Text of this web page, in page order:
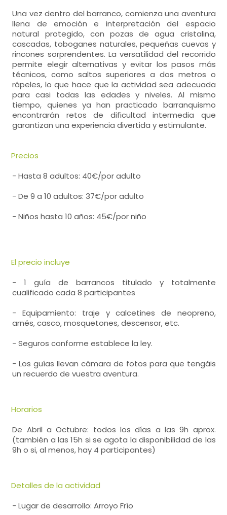
Una vez dentro del barranco, comienza una aventura
llena de emoción e interpretación del espacio
natural protegido, con pozas de agua cristalina,
cascadas, toboganes naturales, pequeñas cuevas y
rincones sorprendentes. La versatilidad del recorrido
permite elegir alternativas y evitar los pasos más
técnicos, como saltos superiores a dos metros o
rápeles, lo que hace que la actividad sea adecuada
para casi todas las edades y niveles. Al mismo
tiempo, quienes ya han practicado barranquismo
encontrarán retos de dificultad intermedia que
garantizan una experiencia divertida y estimulante.
Precios
- Hasta 8 adultos: 40€/por adulto
- De 9 a 10 adultos: 37€/por adulto
- Niños hasta 10 años: 45€/por niño
El precio incluye
- 1 guía de barrancos titulado y totalmente
cualificado cada 8 participantes
- Equipamiento: traje y calcetines de neopreno,
arnés, casco, mosquetones, descensor, etc.
- Seguros conforme establece la ley.
- Los guías llevan cámara de fotos para que tengáis
un recuerdo de vuestra aventura.
Horarios
De Abril a Octubre: todos los días a las 9h aprox.
(también a las 15h si se agota la disponibilidad de las
9h o si, al menos, hay 4 participantes)
Detalles de la actividad
- Lugar de desarrollo: Arroyo Frío